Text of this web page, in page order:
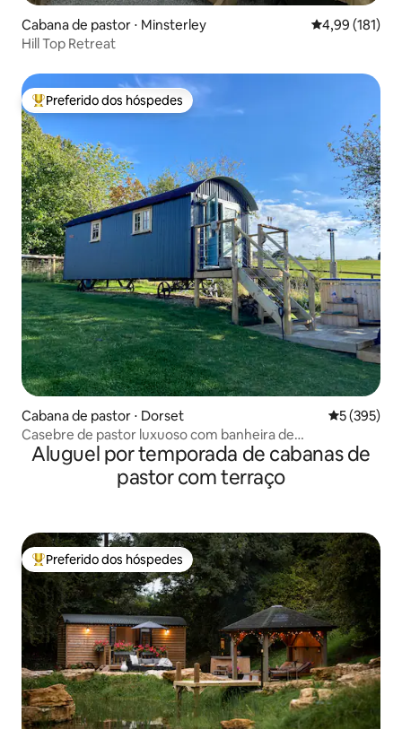
Cabana de pastor ⋅ Minsterley 4,99 de uma
4,99 (181)
Hill Top Retreat
Entre os melhores preferidos dos hóspedes
Preferido dos hóspedes
Cabana de pastor ⋅ Dorset 5 de uma
5 (395)
Casebre de pastor luxuoso com banheira de
hidromassagem
Aluguel por temporada de cabanas de
pastor com terraço
Entre os melhores preferidos dos hóspedes
Preferido dos hóspedes